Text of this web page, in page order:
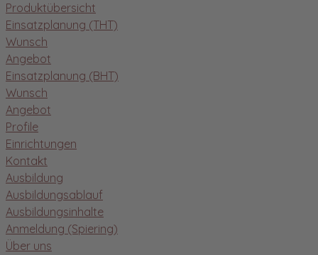
Produktübersicht
Einsatzplanung (THT)
Wunsch
Angebot
Einsatzplanung (BHT)
Wunsch
Angebot
Profile
Einrichtungen
Kontakt
Ausbildung
Ausbildungsablauf
Ausbildungsinhalte
Anmeldung (Spiering)
Über uns